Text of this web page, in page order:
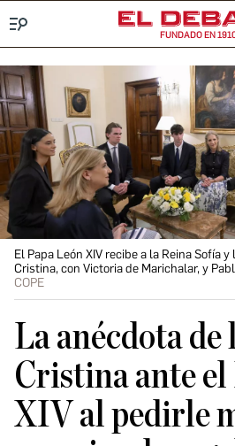
FUNDADO EN
El Papa León XIV recibe a la Reina Sofía
Cristina, con Victoria de Marichalar, y
COPE
La anécdota
Cristina ante el
XIV al pedirle